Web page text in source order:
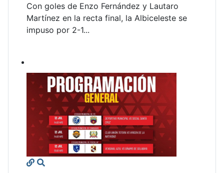
Con goles de Enzo Fernández y Lautaro
Martínez en la recta final, la Albiceleste se
impuso por 2-1...